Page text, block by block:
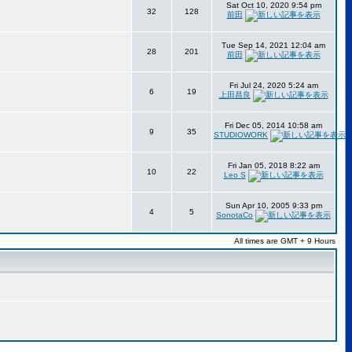
32 128
Sat Oct 10, 2020 9:54 pm
前田
28 201
Tue Sep 14, 2021 12:04 am
前田
6 19
Fri Jul 24, 2020 5:24 am
上田昌良
9 35
Fri Dec 05, 2014 10:58 am
STUDIOWORK
10 22
Fri Jan 05, 2018 8:22 am
Leo S
4 5
Sun Apr 10, 2005 9:33 pm
SonotaCo
All times are GMT + 9 Hours